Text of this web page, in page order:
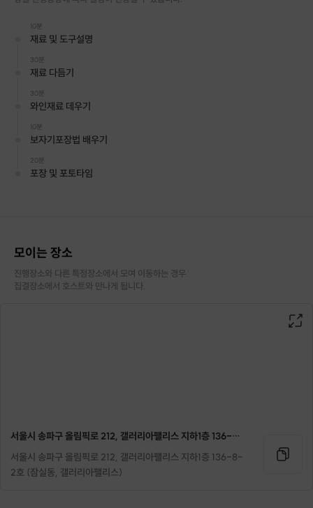
10분
재료 및 도구설명
30분
재료 다듬기
30분
와인재료 데우기
10분
보자기포장법 배우기
20분
포장 및 포토타임
모이는 장소
진행장소와 다른 특정장소에서 모여 이동하는 경우
집결장소에서 호스트와 만나게 됩니다.
서울시 송파구 올림픽로 212, 갤러리아팰리스 지하1층 136-8-2호 (잠실동, 갤러리아팰리스)
서울시 송파구 올림픽로 212, 갤러리아팰리스 지하1층 136-8-
2호 (잠실동, 갤러리아팰리스)